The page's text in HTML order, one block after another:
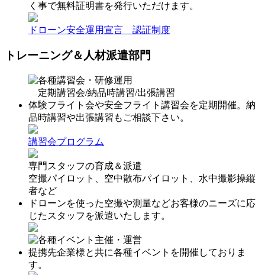
く事で無料証明書を発行いただけます。
ドローン安全運用宣言 認証制度
トレーニング＆人材派遣部門
各種講習会・研修運用
定期講習会/納品時講習/出張講習
体験フライト会や安全フライト講習会を定期開催。納
品時講習や出張講習もご相談下さい。
講習会プログラム
専門スタッフの育成＆派遣
空撮パイロット、空中散布パイロット、水中撮影操縦
者など
ドローンを使った空撮や測量などお客様のニーズに応
じたスタッフを派遣いたします。
各種イベント主催・運営
提携先企業様と共に各種イベントを開催しておりま
す。